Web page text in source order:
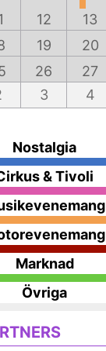
12 13
19 20
26 27
3 4
Nostalgia
& Tivoli
Marknad
Övriga